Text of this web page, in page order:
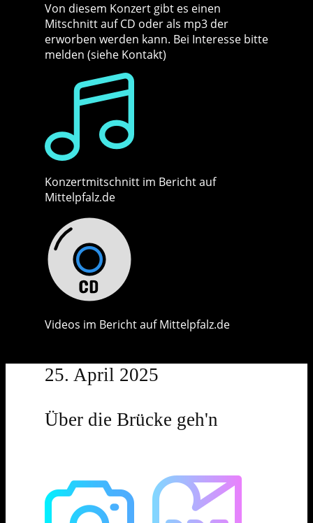
Von diesem Konzert gibt es einen
Mitschnitt auf CD oder als mp3 der
erworben werden kann. Bei Interesse bitte
melden (siehe Kontakt)
Konzertmitschnitt im Bericht auf
Mittelpfalz.de
Videos im Bericht auf Mittelpfalz.de
25. April 2025
Über die Brücke geh'n